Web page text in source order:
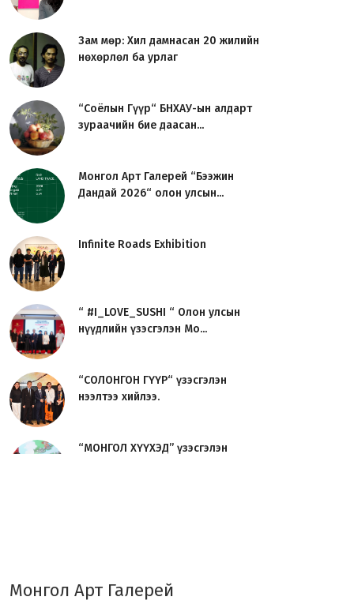
Зам мөр: Хил дамнасан 20 жилийн
нөхөрлөл ба урлаг
“Соёлын Гүүр“ БНХАУ-ын алдарт
зураачийн бие даасан...
Монгол Арт Галерей “Бээжин
Дандай 2026“ олон улсын...
Infinite Roads Exhibition
“ #I_LOVE_SUSHI “ Олон улсын
нүүдлийн үзэсгэлэн Мо...
“СОЛОНГОН ГҮҮР“ үзэсгэлэн
нээлтээ хийлээ.
“МОНГОЛ ХҮҮХЭД” үзэсгэлэн
JAVZAA Art Brand 01 - үзэсгэлэн
үргэлжилж байна.
Монгол Арт Галерей